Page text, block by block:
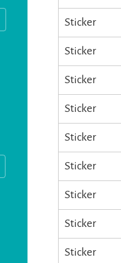
Sticker
Sticker
Sticker
Sticker
Sticker
Sticker
Sticker
Sticker
Sticker